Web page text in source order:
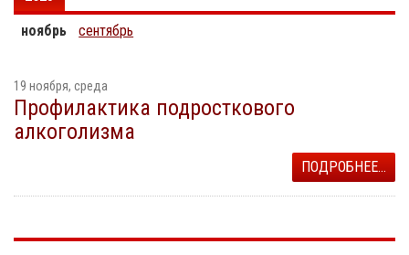
ноябрь
сентябрь
19 ноября, среда
Профилактика подросткового
алкоголизма
ПОДРОБНЕЕ...